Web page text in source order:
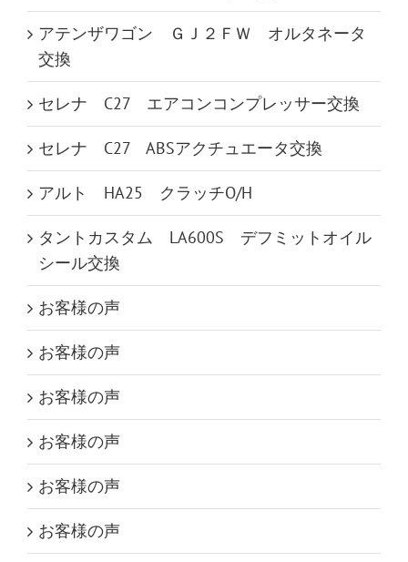
アテンザワゴン ＧＪ２ＦＷ オルタネータ
交換
セレナ C27 エアコンコンプレッサー交換
セレナ C27 ABSアクチュエータ交換
アルト HA25 クラッチO/H
タントカスタム LA600S デフミットオイル
シール交換
お客様の声
お客様の声
お客様の声
お客様の声
お客様の声
お客様の声